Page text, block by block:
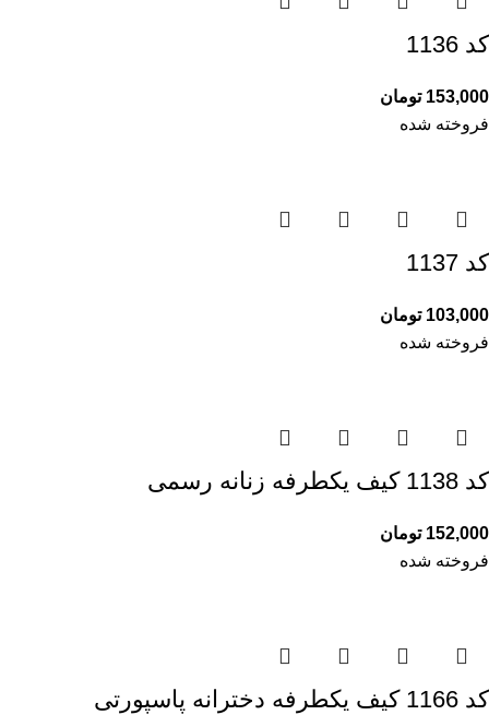
کد 1136
153,000 تومان
فروخته شده
کد 1137
103,000 تومان
فروخته شده
کد 1138 کیف یکطرفه زنانه رسمی
152,000 تومان
فروخته شده
کد 1166 کیف یکطرفه دخترانه پاسپورتی